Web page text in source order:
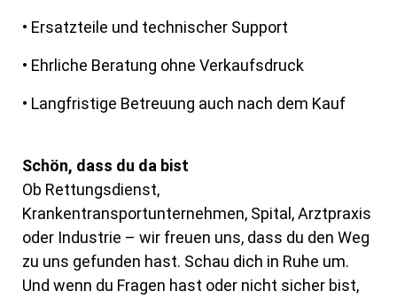
• Ersatzteile und technischer Support
• Ehrliche Beratung ohne Verkaufsdruck
• Langfristige Betreuung auch nach dem Kauf
Schön, dass du da bist
Ob Rettungsdienst,
Krankentransportunternehmen, Spital, Arztpraxis
oder Industrie – wir freuen uns, dass du den Weg
zu uns gefunden hast. Schau dich in Ruhe um.
Und wenn du Fragen hast oder nicht sicher bist,